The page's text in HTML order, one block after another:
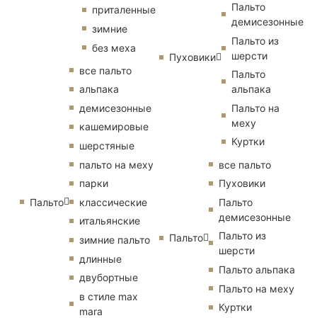
приталенные
зимние
без меха
Пальто
все пальто
альпака
демисезонные
кашемировые
шерстяные
пальто на меху
парки
классические
итальянские
зимние пальто
длинные
двубортные
в стиле max
mara
Пуховики
Пальто
демисезонные
Пальто из
шерсти
Пальто
альпака
Пальто на
меху
Куртки
Пальто
все пальто
Пуховики
Пальто
демисезонные
Пальто из
шерсти
Пальто альпака
Пальто на меху
Куртки